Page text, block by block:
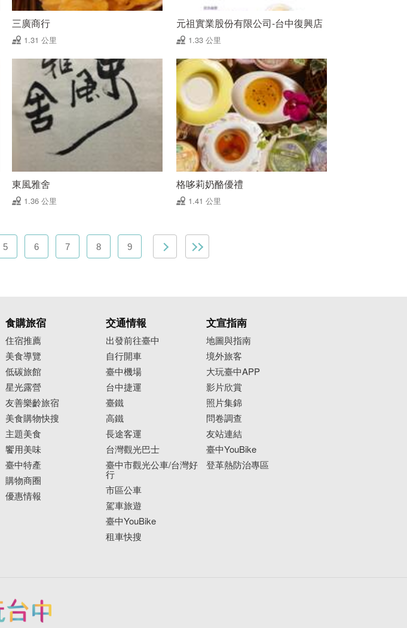
三廣商行
1.31 公里
元祖實業股份有限公司-台中復興店
1.33 公里
東風雅舍
1.36 公里
格哆莉奶酪優禮
1.41 公里
5 6 7 8 9
食購旅宿
住宿推薦
美食導覽
低碳旅館
星光露營
友善樂齡旅宿
美食購物快搜
主題美食
饗用美味
臺中特產
購物商圈
優惠情報
交通情報
出發前往臺中
自行開車
臺中機場
台中捷運
臺鐵
高鐵
長途客運
台灣觀光巴士
臺中市觀光公車/台灣好
行
市區公車
駕車旅遊
臺中YouBike
租車快搜
文宣指南
地圖與指南
境外旅客
大玩臺中APP
影片欣賞
照片集錦
問卷調查
友站連結
臺中YouBike
登革熱防治專區